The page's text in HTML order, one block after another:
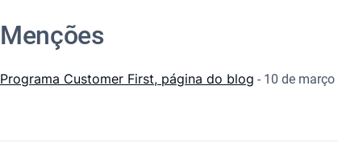
Menções
Programa Customer First, página do blog - 10 de março